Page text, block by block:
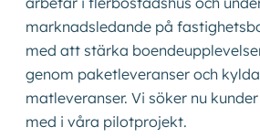
Om
Kontakta
marknadsledande på
med att stärka
genom paketleveranser och
matleveranser. Vi söker nu
med i våra pilotprojekt.